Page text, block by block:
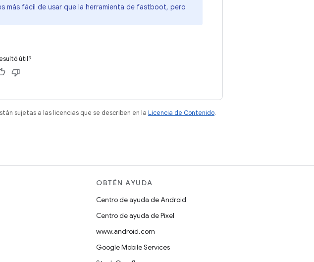
más fácil de usar que la herramienta de fastboot, pero
útil?
sujetas a las licencias que se describen en la Licencia de Contenido.
OBTÉN AYUDA
Centro de ayuda de Android
Centro de ayuda de Pixel
www.android.com
Google Mobile Services